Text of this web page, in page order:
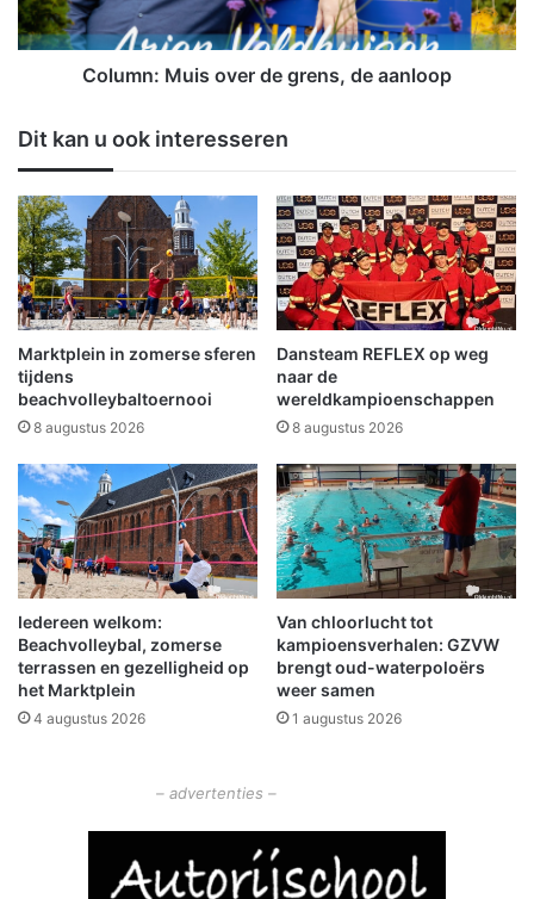
v
o
l
a
t
t
e
l
a
n
d
s
p
r
g
r
a
m
m
a
L
E
A
D
E
M
u
v
e
r
d
e
g
r
e
n
s
,
d
a
a
n
l
o
o
p
Column: Muis over de grens, de aanloop
Dit kan u ook interesseren
Marktplein in zomerse sferen
tijdens
beachvolleybaltoernooi
8 augustus 2026
Dansteam REFLEX op weg
naar de
wereldkampioenschappen
8 augustus 2026
Iedereen welkom:
Beachvolleybal, zomerse
terrassen en gezelligheid op
het Marktplein
4 augustus 2026
Van chloorlucht tot
kampioensverhalen: GZVW
brengt oud-waterpoloërs
weer samen
1 augustus 2026
– advertenties –